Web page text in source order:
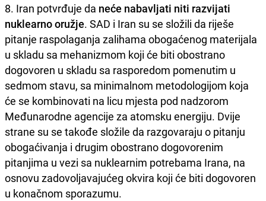
8. Iran potvrđuje da neće nabavljati niti razvijati
nuklearno oružje. SAD i Iran su se složili da riješe
pitanje raspolaganja zalihama obogaćenog materijala
u skladu sa mehanizmom koji će biti obostrano
dogovoren u skladu sa rasporedom pomenutim u
sedmom stavu, sa minimalnom metodologijom koja
će se kombinovati na licu mjesta pod nadzorom
Međunarodne agencije za atomsku energiju. Dvije
strane su se takođe složile da razgovaraju o pitanju
obogaćivanja i drugim obostrano dogovorenim
pitanjima u vezi sa nuklearnim potrebama Irana, na
osnovu zadovoljavajućeg okvira koji će biti dogovoren
u konačnom sporazumu.